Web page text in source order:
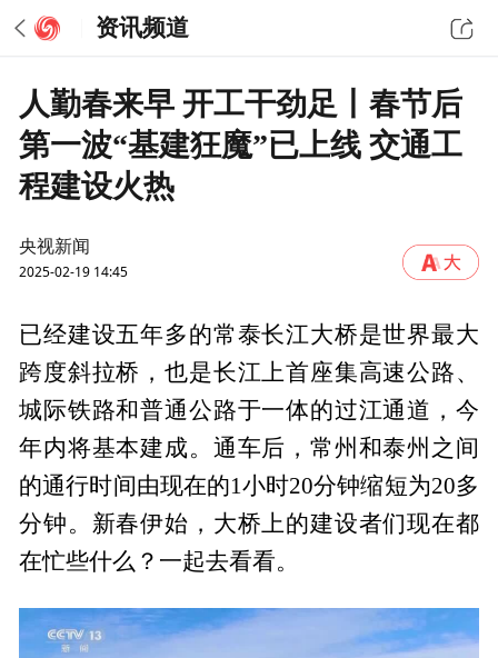
资讯频道
人勤春来早 开工干劲足丨春节后
第一波“基建狂魔”已上线 交通工
程建设火热
央视新闻
2025-02-19 14:45
已经建设五年多的常泰长江大桥是世界最大
跨度斜拉桥，也是长江上首座集高速公路、
城际铁路和普通公路于一体的过江通道，今
年内将基本建成。通车后，常州和泰州之间
的通行时间由现在的1小时20分钟缩短为20多
分钟。新春伊始，大桥上的建设者们现在都
在忙些什么？一起去看看。